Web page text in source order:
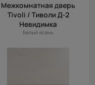
Межкомнатная дверь
Tivoli / Тиволи Д-2
Невидимка
Белый ясень